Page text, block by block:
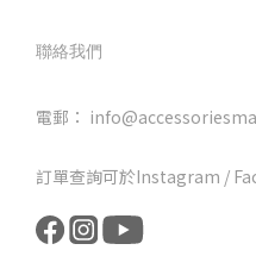
聯絡我們
電郵：
訂單查詢可於Instagram /